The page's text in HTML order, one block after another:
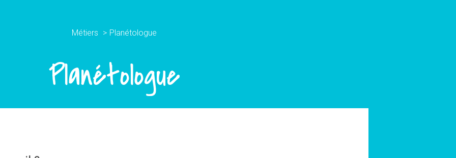
Métiers Planétologue
Planétologue